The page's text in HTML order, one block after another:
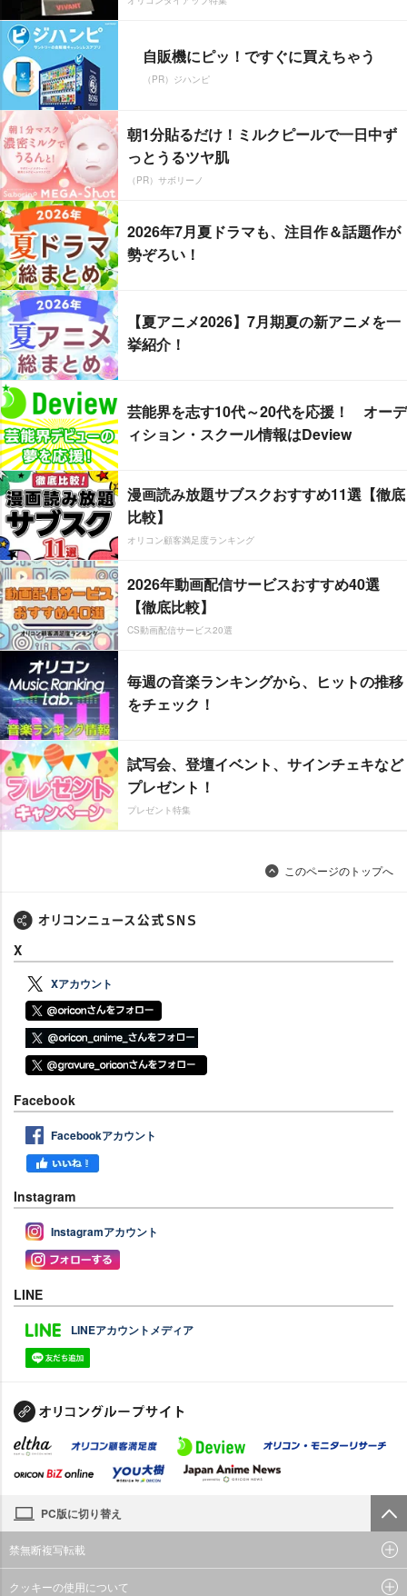
自販機にピッ！ですぐに買えちゃう
（PR）ジハンピ
朝1分貼るだけ！ミルクピールで一日中ず
っとうるツヤ肌
（PR）サボリーノ
2026年7月夏ドラマも、注目作＆話題作が
勢ぞろい！
【夏アニメ2026】7月期夏の新アニメを一
挙紹介！
芸能界を志す10代～20代を応援！ オーデ
ィション・スクール情報はDeview
漫画読み放題サブスクおすすめ11選【徹底
比較】
オリコン顧客満足度ランキング
2026年動画配信サービスおすすめ40選
【徹底比較】
CS動画配信サービス20選
毎週の音楽ランキングから、ヒットの推移
をチェック！
試写会、登壇イベント、サインチェキなど
プレゼント！
プレゼント特集
このページのトップへ
X
Xアカウント
Facebook
Facebookアカウント
Instagram
Instagramアカウント
LINE
LINEアカウントメディア
PC版に切り替え
禁無断複写転載
クッキーの使用について